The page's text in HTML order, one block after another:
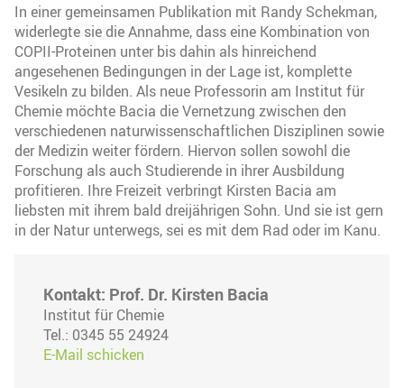
In einer gemeinsamen Publikation mit Randy Schekman,
widerlegte sie die Annahme, dass eine Kombination von
COPII-Proteinen unter bis dahin als hinreichend
angesehenen Bedingungen in der Lage ist, komplette
Vesikeln zu bilden. Als neue Professorin am Institut für
Chemie möchte Bacia die Vernetzung zwischen den
verschiedenen naturwissenschaftlichen Disziplinen sowie
der Medizin weiter fördern. Hiervon sollen sowohl die
Forschung als auch Studierende in ihrer Ausbildung
profitieren. Ihre Freizeit verbringt Kirsten Bacia am
liebsten mit ihrem bald dreijährigen Sohn. Und sie ist gern
in der Natur unterwegs, sei es mit dem Rad oder im Kanu.
Kontakt: Prof. Dr. Kirsten Bacia
Institut für Chemie
Tel.: 0345 55 24924
E-Mail schicken